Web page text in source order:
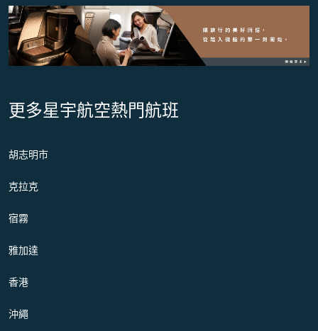
更多星宇航空熱門航班
胡志明市
克拉克
宿霧
雅加達
香港
沖繩